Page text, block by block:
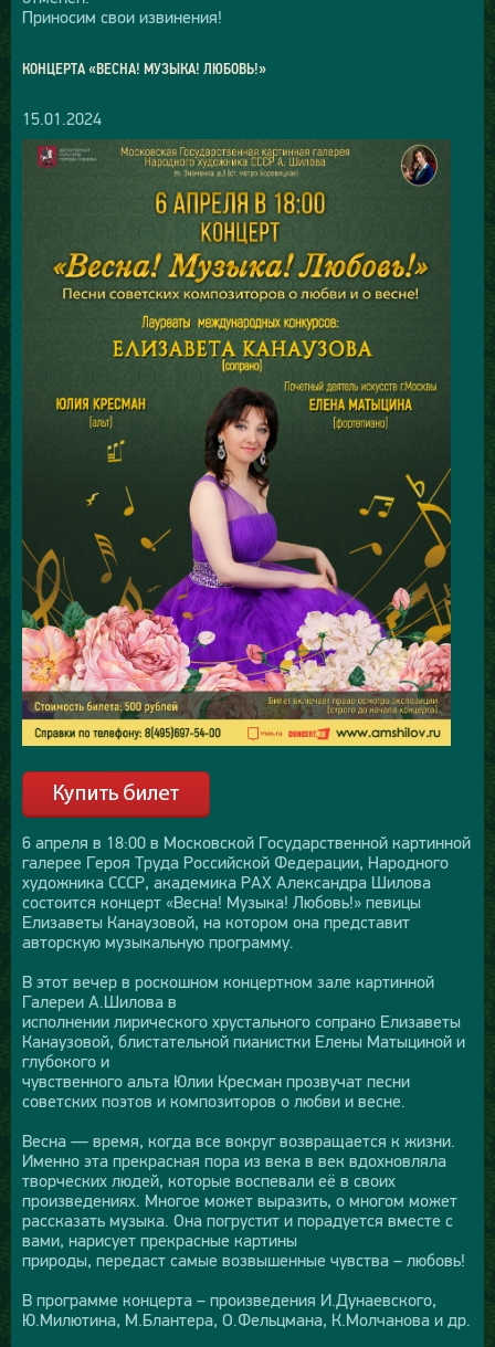
Приносим свои извинения!
КОНЦЕРТА «ВЕСНА! МУЗЫКА! ЛЮБОВЬ!»
15.01.2024
6 апреля в 18:00 в Московской Государственной картинной
галерее Героя Труда Российской Федерации, Народного
художника СССР, академика РАХ Александра Шилова
состоится концерт «Весна! Музыка! Любовь!» певицы
Елизаветы Канаузовой, на котором она представит
авторскую музыкальную программу.
В этот вечер в роскошном концертном зале картинной
Галереи А.Шилова в
исполнении лирического хрустального сопрано Елизаветы
Канаузовой, блистательной пианистки Елены Матыциной и
глубокого и
чувственного альта Юлии Кресман прозвучат песни
советских поэтов и композиторов о любви и весне.
Весна — время, когда все вокруг возвращается к жизни.
Именно эта прекрасная пора из века в век вдохновляла
творческих людей, которые воспевали её в своих
произведениях. Многое может выразить, о многом может
рассказать музыка. Она погрустит и порадуется вместе с
вами, нарисует прекрасные картины
природы, передаст самые возвышенные чувства – любовь!
В программе концерта – произведения И.Дунаевского,
Ю.Милютина, М.Блантера, О.Фельцмана, К.Молчанова и др.